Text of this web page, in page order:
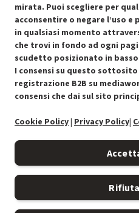
Condizioni generali di vendita
mirata. Puoi scegliere per
acconsentire o negare l’uso
in qualsiasi momento
che trovi in fondo ad ogni
scudetto posizionato in
I consensi su questo sottosito
registrazione B2B su
consensi che dai sul sito
Cookie Policy| Privacy Policy|